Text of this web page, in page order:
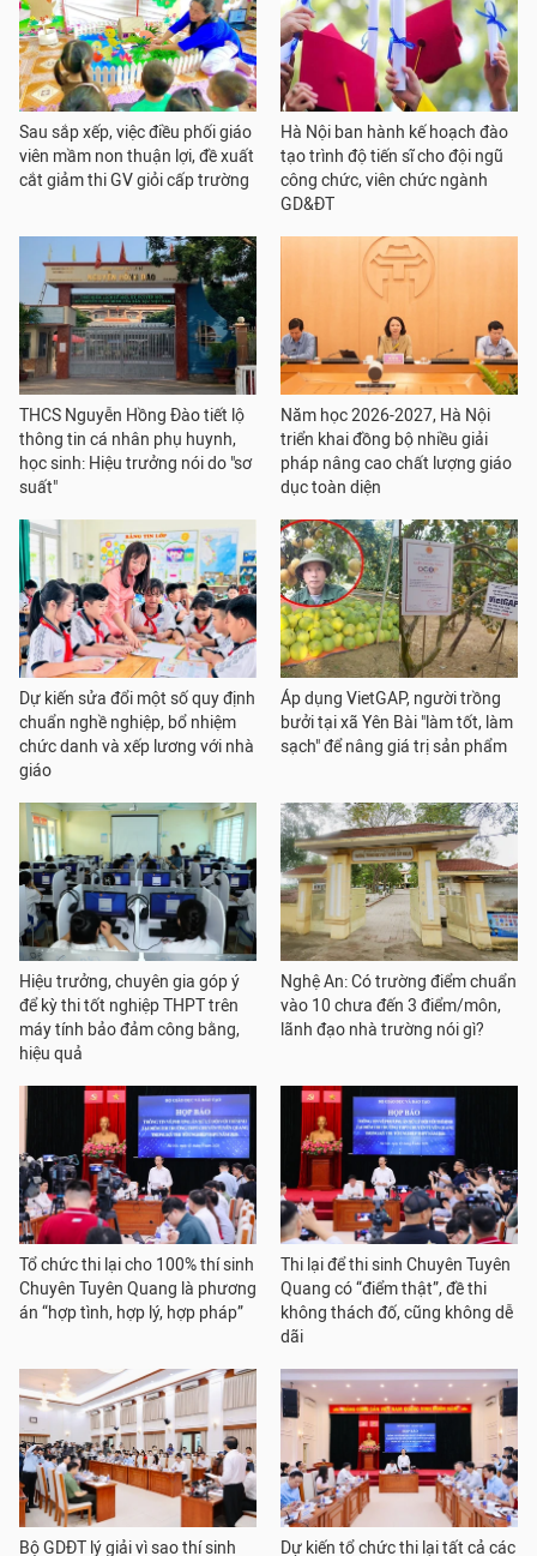
Sau sắp xếp, việc điều phối giáo
viên mầm non thuận lợi, đề xuất
cắt giảm thi GV giỏi cấp trường
Hà Nội ban hành kế hoạch đào
tạo trình độ tiến sĩ cho đội ngũ
công chức, viên chức ngành
GD&ĐT
THCS Nguyễn Hồng Đào tiết lộ
thông tin cá nhân phụ huynh,
học sinh: Hiệu trưởng nói do "sơ
suất"
Năm học 2026-2027, Hà Nội
triển khai đồng bộ nhiều giải
pháp nâng cao chất lượng giáo
dục toàn diện
Dự kiến sửa đổi một số quy định
chuẩn nghề nghiệp, bổ nhiệm
chức danh và xếp lương với nhà
giáo
Áp dụng VietGAP, người trồng
bưởi tại xã Yên Bài "làm tốt, làm
sạch" để nâng giá trị sản phẩm
Hiệu trưởng, chuyên gia góp ý
để kỳ thi tốt nghiệp THPT trên
máy tính bảo đảm công bằng,
hiệu quả
Nghệ An: Có trường điểm chuẩn
vào 10 chưa đến 3 điểm/môn,
lãnh đạo nhà trường nói gì?
Tổ chức thi lại cho 100% thí sinh
Chuyên Tuyên Quang là phương
án “hợp tình, hợp lý, hợp pháp”
Thi lại để thi sinh Chuyên Tuyên
Quang có “điểm thật”, đề thi
không thách đố, cũng không dễ
dãi
Bộ GDĐT lý giải vì sao thí sinh Dự kiến tổ chức thi lại tất cả các